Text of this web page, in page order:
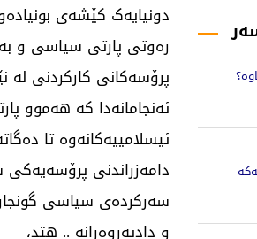
دونیایەک کێشەی
رەوتی پارتی سیاسی و
پرۆسەکانی کارکردنی لە
ئەنجامانەدا کە هەموو
ئیسلامییەکانەوە تا
دامەزراندنی
سەرکردەی سیاسی
و دادپەروەرانە .. هتد،